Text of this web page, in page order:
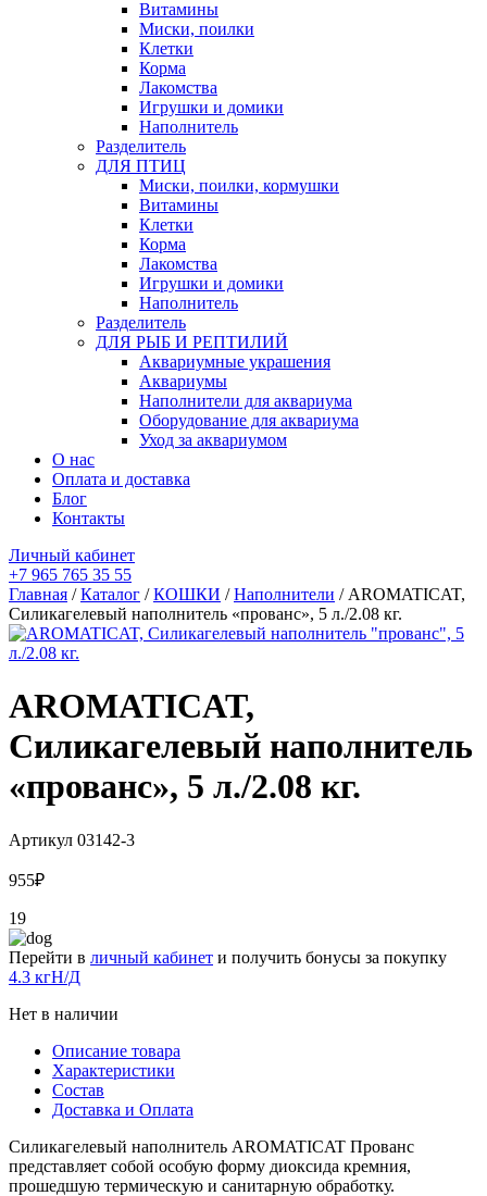
Витамины
Миски, поилки
Клетки
Корма
Лакомства
Игрушки и домики
Наполнитель
Разделитель
ДЛЯ ПТИЦ
Миски, поилки, кормушки
Витамины
Клетки
Корма
Лакомства
Игрушки и домики
Наполнитель
Разделитель
ДЛЯ РЫБ И РЕПТИЛИЙ
Аквариумные украшения
Аквариумы
Наполнители для аквариума
Оборудование для аквариума
Уход за аквариумом
О нас
Оплата и доставка
Блог
Контакты
Личный кабинет
+7 965 765 35 55
Главная /Каталог /КОШКИ /Наполнители / AROMATICAT,
Силикагелевый наполнитель «прованс», 5 л./2.08 кг.
AROMATICAT,
Силикагелевый наполнитель
«прованс», 5 л./2.08 кг.
Артикул 03142-3
955₽
19
Перейти в личный кабинет и получить бонусы за покупку
4.3 кгН/Д
Нет в наличии
Описание товара
Характеристики
Состав
Доставка и Оплата
Силикагелевый наполнитель AROMATICAT Прованс
представляет собой особую форму диоксида кремния,
прошедшую термическую и санитарную обработку.